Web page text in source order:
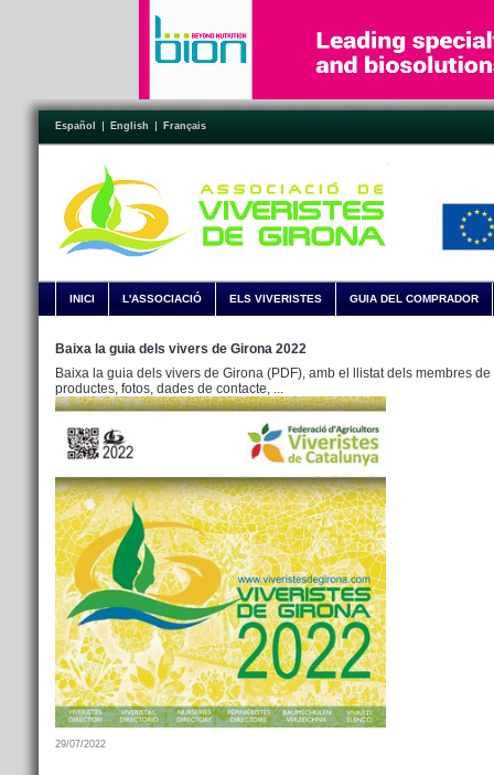
Español English Français
INICI L'ASSOCIACIÓ ELS VIVERISTES GUIA DEL COMPRADOR
Baixa la guia dels vivers de Girona 2022
Baixa la guia dels vivers de Girona (PDF), amb el llistat dels membres
productes, fotos, dades de contacte, ...
29/07/2022